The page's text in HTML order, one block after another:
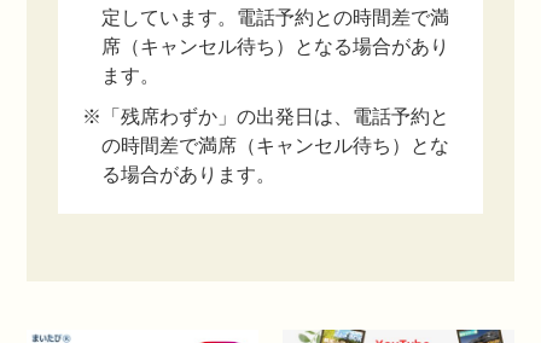
定しています。電話予約との時間差で満
席（キャンセル待ち）となる場合があり
ます。
※「残席わずか」の出発日は、電話予約と
の時間差で満席（キャンセル待ち）とな
る場合があります。